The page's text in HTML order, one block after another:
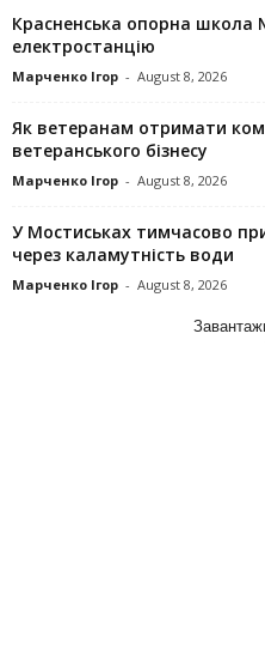
Красненська опорна школа
електростанцію
Марченко Ігор - August 8, 2026
Як ветеранам отримати
ветеранського бізнесу
Марченко Ігор - August 8, 2026
У Мостиськах тимчасово
через каламутність води
Марченко Ігор - August 8, 2026